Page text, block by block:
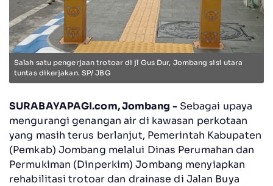
Salah satu pengerjaan trotoar di jl Gus Dur, Jombang sisi utara
tuntas dikerjakan. SP/ JBG
SURABAYAPAGI.com, Jombang -Sebagai upaya
mengurangi genangan air di kawasan perkotaan
yang masih terus berlanjut, Pemerintah Kabupaten
(Pemkab) Jombang melalui Dinas Perumahan dan
Permukiman (Dinperkim) Jombang menyiapkan
rehabilitasi trotoar dan drainase di Jalan Buya